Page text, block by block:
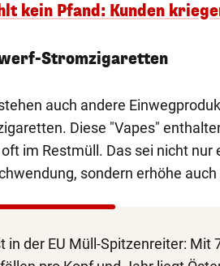
kein Pfand: Kunden
Stromzigaretten
auch andere
Diese "Vapes"
oft im Restmüll. Das sei nicht nur
sondern erhöhe
in der EU Müll-Spitzenreiter: Mit